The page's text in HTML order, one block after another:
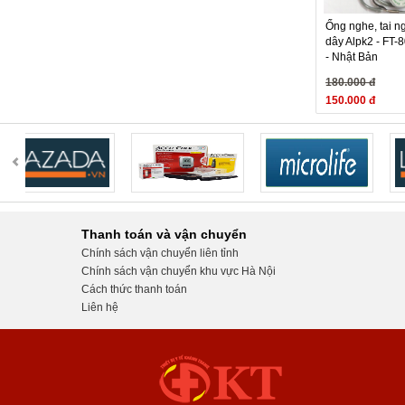
- Ống
chuông
- Tai nghe
- Quai
- Thân
- Dây
Tìm
1- Bộ ống
dụng tai
3M™
nghe là 1
3-Quai
Tất cả
mối nối
4-Chuông
Ống nghe, tai
dây Alpk2 - FT-
- Nhật Bản
180.000 đ
150.000 đ
Thanh toán và vận chuyển
Chính sách vận chuyển liên tỉnh
Chính sách vận chuyển khu vực Hà Nội
Cách thức thanh toán
Liên hệ